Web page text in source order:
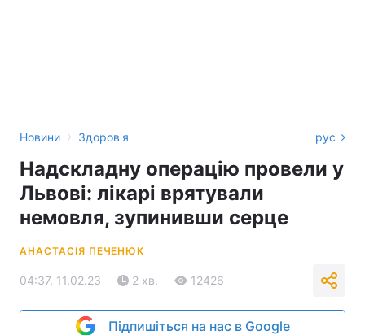
Новини › Здоров'я рус
Надскладну операцію провели у
Львові: лікарі врятували
немовля, зупинивши серце
АНАСТАСІЯ ПЕЧЕНЮК
04:37, 11.02.23 2 хв. 12426
Підпишіться на нас в Google